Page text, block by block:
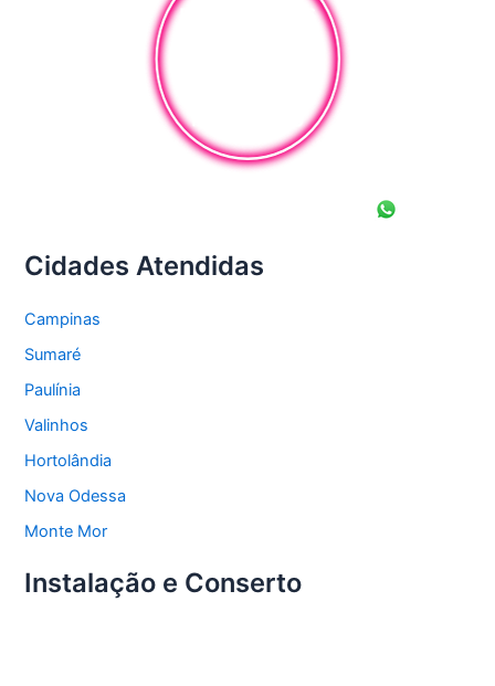
Cidades Atendidas
Campinas
Sumaré
Paulínia
Valinhos
Hortolândia
Nova Odessa
Monte Mor
Instalação e Conserto